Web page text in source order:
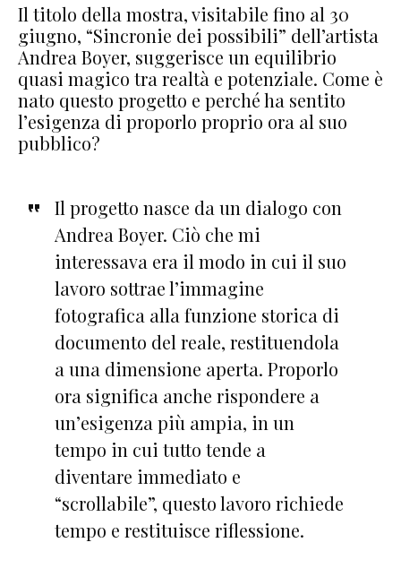
Il titolo della mostra, visitabile fino al 30
giugno, “Sincronie dei possibili” dell’artista
Andrea Boyer, suggerisce un equilibrio
quasi magico tra realtà e potenziale. Come è
nato questo progetto e perché ha sentito
l’esigenza di proporlo proprio ora al suo
pubblico?
Il progetto nasce da un dialogo con
Andrea Boyer. Ciò che mi
interessava era il modo in cui il suo
lavoro sottrae l’immagine
fotografica alla funzione storica di
documento del reale, restituendola
a una dimensione aperta. Proporlo
ora significa anche rispondere a
un’esigenza più ampia, in un
tempo in cui tutto tende a
diventare immediato e
“scrollabile”, questo lavoro richiede
tempo e restituisce riflessione.